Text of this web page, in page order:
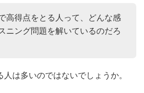
高得点をとる人って、どんな感
ニング問題を解いているのだろ
は多いのではないでしょうか。